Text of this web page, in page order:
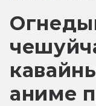
аниме